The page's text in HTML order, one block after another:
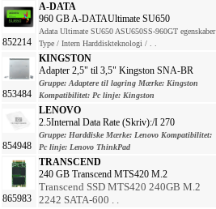
852214
A-DATA
960 GB A-DATAUltimate SU650
Adata Ultimate SU650 ASU650SS-960GT egenskaber
Type / Intern Harddiskteknologi / . .
853484
KINGSTON
Adapter 2,5" til 3,5" Kingston SNA-BR
Gruppe:Adaptere til lagring Mærke: Kingston
Kompatibilitet: Pc linje: Kingston
854948
LENOVO
2.5Internal Data Rate (Skriv):/I 270
Gruppe: Harddiske Mærke: Lenovo Kompatibilitet:
Pc linje: Lenovo ThinkPad
865983
TRANSCEND
240 GB Transcend MTS420 M.2
Transcend SSD MTS420 240GB M.2
2242 SATA-600 . .